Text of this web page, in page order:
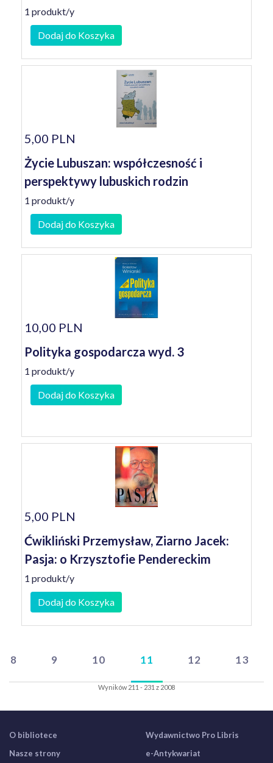
1 produkt/y
Dodaj do Koszyka
5,00 PLN
Życie Lubuszan: współczesność i
perspektywy lubuskich rodzin
1 produkt/y
Dodaj do Koszyka
10,00 PLN
Polityka gospodarcza wyd. 3
1 produkt/y
Dodaj do Koszyka
5,00 PLN
Ćwikliński Przemysław, Ziarno Jacek:
Pasja: o Krzysztofie Pendereckim
1 produkt/y
Dodaj do Koszyka
8 9 10 11 12 13
Wyników 211 - 231 z 2008
O bibliotece
Nasze strony
Wydawnictwo Pro Libris
e-Antykwariat